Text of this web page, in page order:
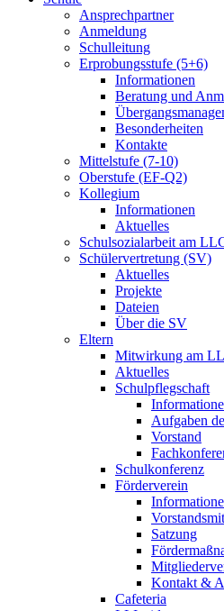
Ansprechpartner
Anmeldung
Schulleitung
Erprobungsstufe (5+6)
Informationen
Beratung und
Besonderheiten
Kontakte
Mittelstufe (7-10)
Oberstufe (EF-Q2)
Kollegium
Informationen
Aktuelles
Schulsozialarbeit am
Schülervertretung (SV)
Aktuelles
Projekte
Dateien
Über die SV
Eltern
Mitwirkung am
Aktuelles
Schulpflegschaft
Aufgaben
Vorstand
Schulkonferenz
Förderverein
Satzung
Kontakt &
Cafeteria